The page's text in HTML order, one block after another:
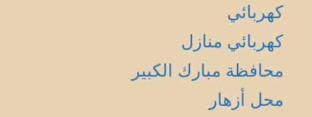
كهربائي
كهربائي منازل
محافظة مبارك الكبير
محل أزهار